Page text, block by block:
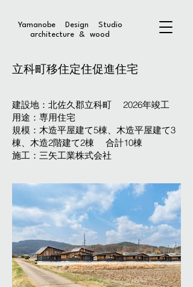
Yamanobe Design Studio
architecture & wood
立科町移住定住促進住宅
建設地：北佐久郡立科町 2026年竣工
用途：専用住宅
規模：木造平屋建て5棟、木造平屋建て3
棟、木造2階建て2棟 合計10棟
施工：三矢工業株式会社